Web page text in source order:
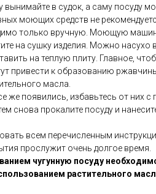
в судок, а саму посуду
моющих средств не
только вручную. Моющую
на сушку изделия. Можно насухо
на теплую плиту. Главное,
привести к образованию
масла.
же появились, избавьтесь от них
снова прокалите посуду и
всем перечисленным
прослужит очень долгое время.
чугунную посуду
растительного